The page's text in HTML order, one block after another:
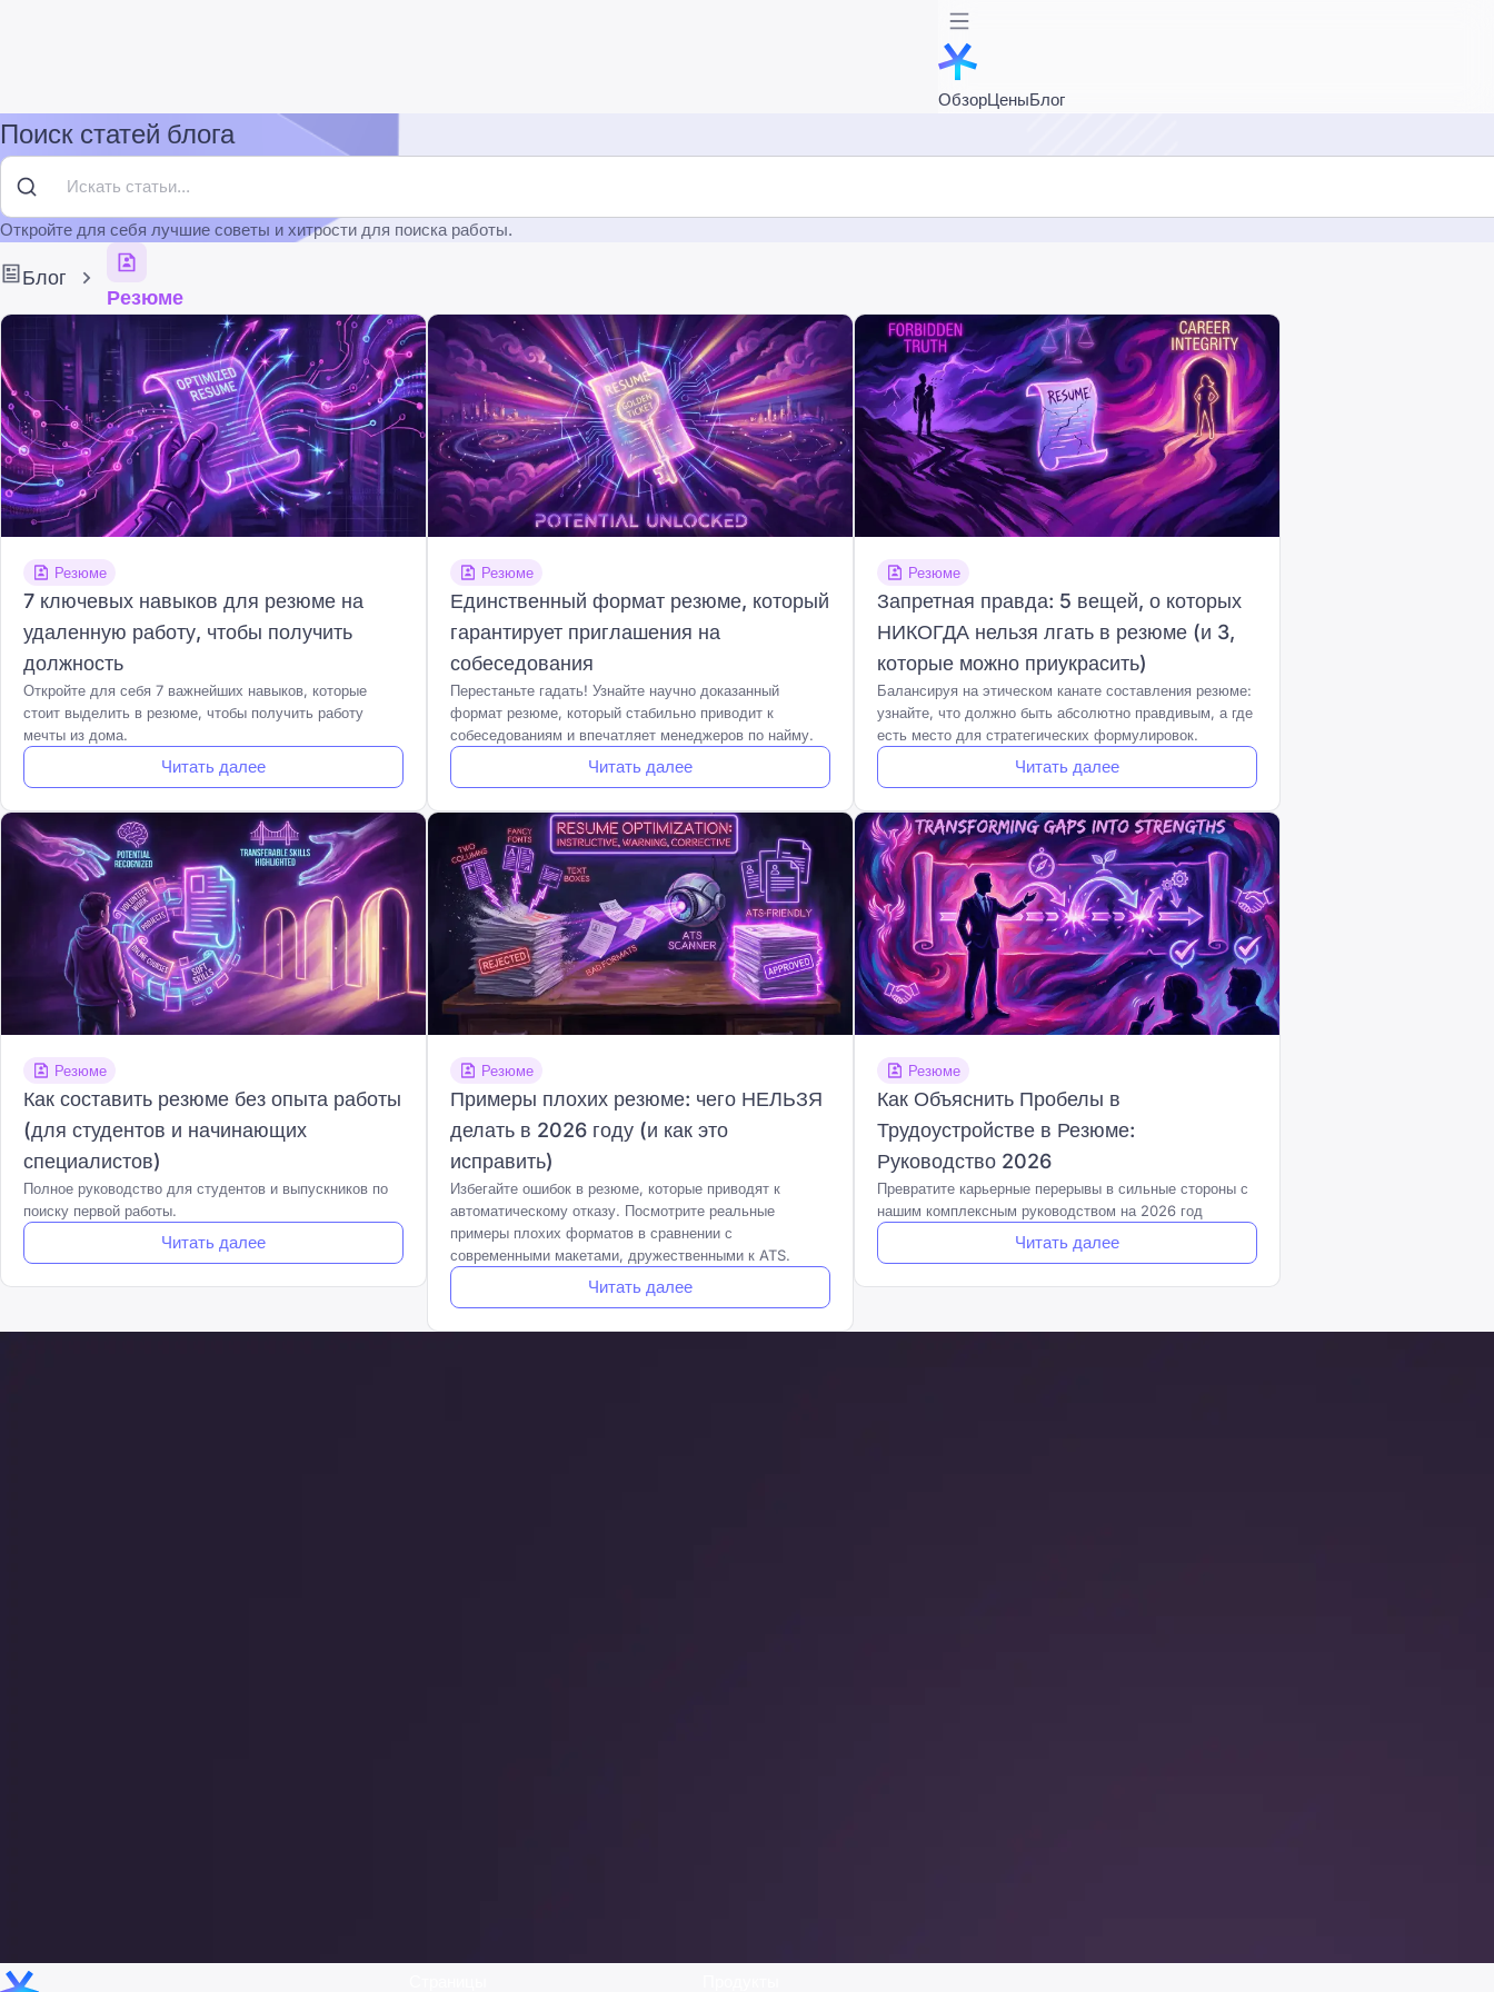
ОбзорЦеныБлог
Поиск статей блога
Откройте для себя лучшие советы и хитрости для поиска работы.
Блог
Резюме
Резюме
7 ключевых навыков для резюме на
удаленную работу, чтобы получить
должность
Откройте для себя 7 важнейших навыков, которые
стоит выделить в резюме, чтобы получить работу
мечты из дома.
Читать далее
Резюме
Единственный формат резюме, который
гарантирует приглашения на
собеседования
Перестаньте гадать! Узнайте научно доказанный
формат резюме, который стабильно приводит к
собеседованиям и впечатляет менеджеров по найму.
Читать далее
Резюме
Запретная правда: 5 вещей, о которых
НИКОГДА нельзя лгать в резюме (и 3,
которые можно приукрасить)
Балансируя на этическом канате составления резюме:
узнайте, что должно быть абсолютно правдивым, а где
есть место для стратегических формулировок.
Читать далее
Резюме
Как составить резюме без опыта работы
(для студентов и начинающих
специалистов)
Полное руководство для студентов и выпускников по
поиску первой работы.
Читать далее
Резюме
Примеры плохих резюме: чего НЕЛЬЗЯ
делать в 2026 году (и как это
исправить)
Избегайте ошибок в резюме, которые приводят к
автоматическому отказу. Посмотрите реальные
примеры плохих форматов в сравнении с
современными макетами, дружественными к ATS.
Читать далее
Резюме
Как Объяснить Пробелы в
Трудоустройстве в Резюме:
Руководство 2026
Превратите карьерные перерывы в сильные стороны с
нашим комплексным руководством на 2026 год
Читать далее